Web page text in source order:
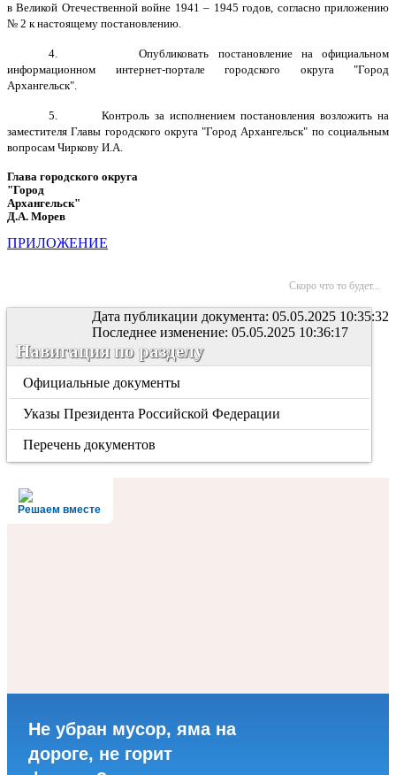
в Великой Отечественной войне 1941 – 1945 годов, согласно приложению
№ 2 к настоящему постановлению.
4.
Опубликовать постановление на официальном
информационном интернет-портале городского округа "Город
Архангельск".
5.
Контроль за исполнением постановления возложить на
заместителя Главы городского округа "Город Архангельск" по социальным
вопросам Чиркову И.А.
Глава городского округа
"Город
Архангельск"
Д.А. Морев
ПРИЛОЖЕНИЕ
Скоро что то будет...
Дата публикации документа: 05.05.2025 10:35:32
Последнее изменение: 05.05.2025 10:36:17
Навигация по разделу
Официальные документы
Указы Президента Российской Федерации
Перечень документов
Решаем вместе
Не убран мусор, яма на
дороге, не горит